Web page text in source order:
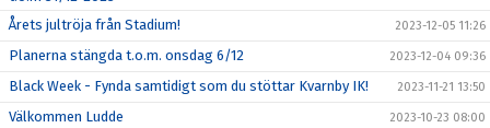
Årets jultröja från Stadium! 2023-12-05 11:26
Planerna stängda t.o.m. onsdag 6/12 2023-12-04 09:36
Black Week - Fynda samtidigt som du stöttar Kvarnby IK! 2023-11-21 13:50
Välkommen Ludde 2023-10-23 08:00